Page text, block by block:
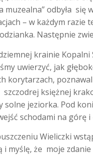
muzealna” odbyła
– w każdym razie
Następnie
krainie Kopalni
uwierzyć, jak
korytarzach,
szczodrej księżnej
solne jeziorka. Pod
schodami na górę i
Wieliczki
i myślę, że moje